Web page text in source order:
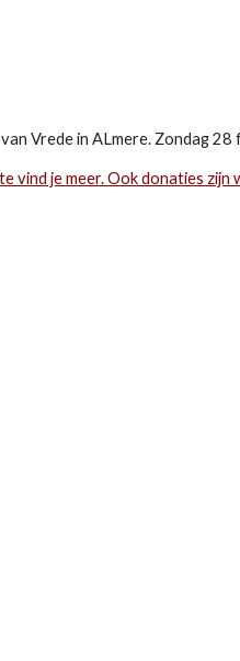
Vrede in ALmere. Zondag
vind je meer. Ook donaties zijn